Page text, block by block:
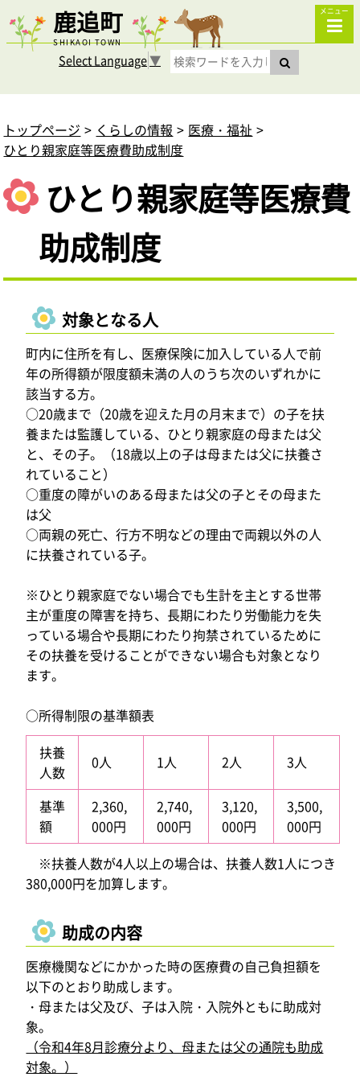
鹿追町
SHIKAOI TOWN
メニュー
Select Language▼
トップページ くらしの情報
医療・福祉
ひとり親家庭等医療費助成制度
ひとり親家庭等医療費
助成制度
対象となる人
町内に住所を有し、医療保険に加入している人で前
年の所得額が限度額未満の人のうち次のいずれかに
該当する方。
○20歳まで（20歳を迎えた月の月末まで）の子を扶
養または監護している、ひとり親家庭の母または父
と、その子。（18歳以上の子は母または父に扶養さ
れていること）
○重度の障がいのある母または父の子とその母また
は父
○両親の死亡、行方不明などの理由で両親以外の人
に扶養されている子。
※ひとり親家庭でない場合でも生計を主とする世帯
主が重度の障害を持ち、長期にわたり労働能力を失
っている場合や長期にわたり拘禁されているために
その扶養を受けることができない場合も対象となり
ます。
○所得制限の基準額表
扶養
人数
0人 1人 2人 3人
基準
額
2,360,
000円
2,740,
000円
3,120,
000円
3,500,
000円
※扶養人数が4人以上の場合は、扶養人数1人につき
380,000円を加算します。
助成の内容
医療機関などにかかった時の医療費の自己負担額を
以下のとおり助成します。
・母または父及び、子は入院・入院外ともに助成対
象。
（令和4年8月診療分より、母または父の通院も助成
対象。）